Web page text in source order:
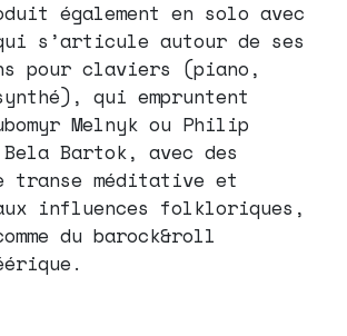
également en solo avec
s’articule autour de ses
pour claviers (piano,
qui empruntent
Melnyk ou Philip
Bartok, avec des
transe méditative et
influences folkloriques,
du barock&roll